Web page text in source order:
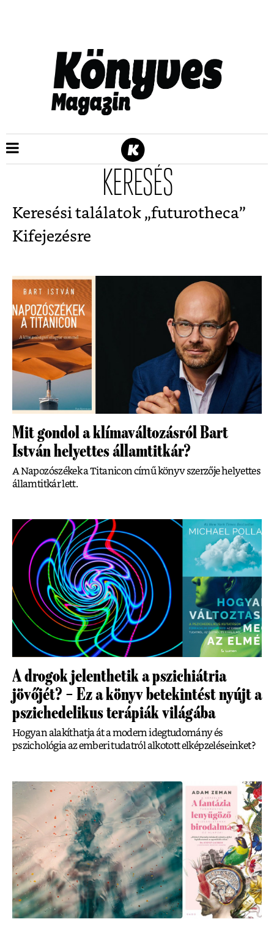
KERESÉS
Keresési találatok „futurotheca”
Kifejezésre
Mit gondol a klímaváltozásról Bart
István helyettes államtitkár?
A Napozószékek a Titanicon című könyv szerzője helyettes
államtitkár lett.
A drogok jelenthetik a pszichiátria
jövőjét? – Ez a könyv betekintést nyújt a
pszichedelikus terápiák világába
Hogyan alakíthatja át a modern idegtudomány és
pszichológia az emberi tudatról alkotott elképzeléseinket?